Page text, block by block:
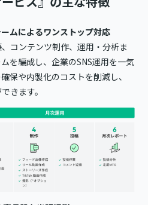
ムによるワンストップ対応
コンテンツ制作、運用・分析ま
を編成し、企業のSNS運用を一気
保や内製化のコストを削減し、
きます。